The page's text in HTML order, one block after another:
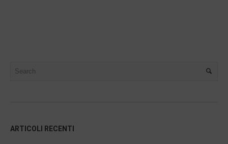
ARTICOLI RECENTI